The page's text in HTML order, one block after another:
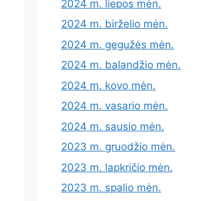
2024 m. liepos mėn.
2024 m. birželio mėn.
2024 m. gegužės mėn.
2024 m. balandžio mėn.
2024 m. kovo mėn.
2024 m. vasario mėn.
2024 m. sausio mėn.
2023 m. gruodžio mėn.
2023 m. lapkričio mėn.
2023 m. spalio mėn.